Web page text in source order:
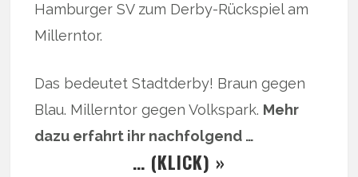
Hamburger SV zum Derby-Rückspiel am
Millerntor.
Das bedeutet Stadtderby! Braun gegen
Blau. Millerntor gegen Volkspark. Mehr
dazu erfahrt ihr nachfolgend …
… (KLICK) »